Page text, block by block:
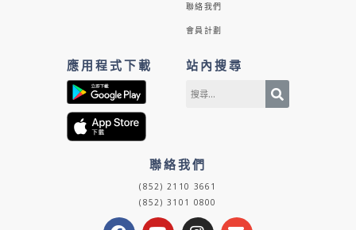
聯絡我們
會員計劃
應用程式下載 站內搜尋
聯絡我們
(852) 2110 3661
(852) 3101 0800
F Y I E